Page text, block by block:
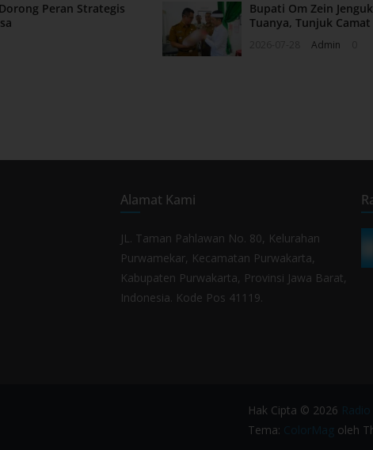
Peran Strategis
Bupati Om Zein
Tuanya, Tunjuk
Admin
Alamat Kami
JL. Taman Pahlawan No. 80, Kelurahan
Purwamekar, Kecamatan Purwakarta,
Kabupaten Purwakarta, Provinsi Jawa Barat,
Indonesia. Kode Pos 41119.
Hak Cipta © 2026
Tema: ColorMag oleh